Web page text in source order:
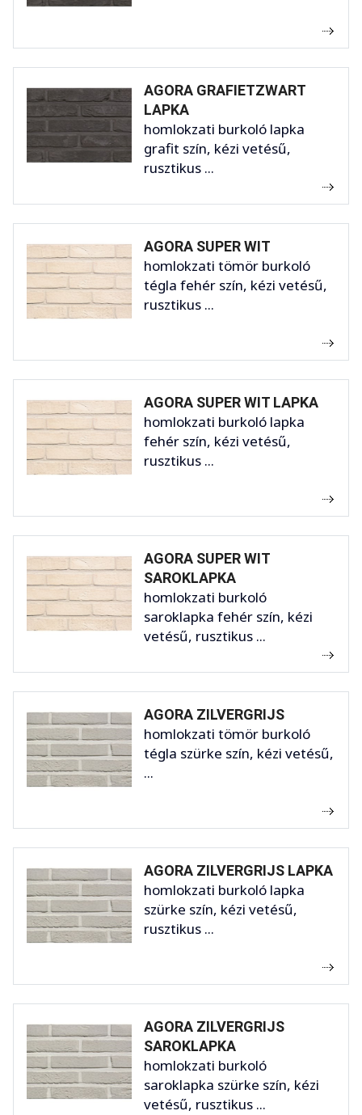
AGORA GRAFIETZWART
LAPKA
homlokzati burkoló lapka
grafit szín, kézi vetésű,
rusztikus ...
AGORA SUPER WIT
homlokzati tömör burkoló
tégla fehér szín, kézi vetésű,
rusztikus ...
AGORA SUPER WIT LAPKA
homlokzati burkoló lapka
fehér szín, kézi vetésű,
rusztikus ...
AGORA SUPER WIT
SAROKLAPKA
homlokzati burkoló
saroklapka fehér szín, kézi
vetésű, rusztikus ...
AGORA ZILVERGRIJS
homlokzati tömör burkoló
tégla szürke szín, kézi vetésű,
...
AGORA ZILVERGRIJS LAPKA
homlokzati burkoló lapka
szürke szín, kézi vetésű,
rusztikus ...
AGORA ZILVERGRIJS
SAROKLAPKA
homlokzati burkoló
saroklapka szürke szín, kézi
vetésű, rusztikus ...